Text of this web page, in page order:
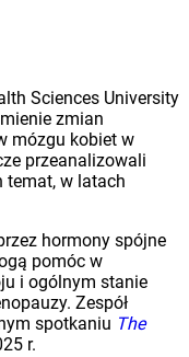
Sciences University
zmian
mózgu kobiet w
przeanalizowali
temat, w latach
hormony spójne
pomóc w
i ogólnym stanie
Zespół
spotkaniu The
r.